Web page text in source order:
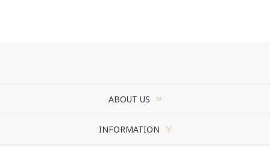
ABOUT US
INFORMATION